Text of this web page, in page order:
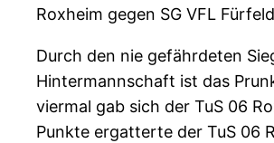
Roxheim gegen SG VFL
Durch den nie gefährdeten
Hintermannschaft ist das
viermal gab sich der TuS 06
Punkte ergatterte der TuS 06